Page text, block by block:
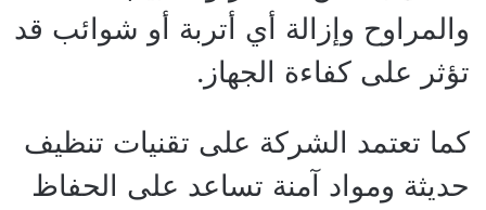
والمراوح وإزالة أي أتربة أو شوائب قد
تؤثر على كفاءة الجهاز.
كما تعتمد الشركة على تقنيات تنظيف
حديثة ومواد آمنة تساعد على الحفاظ